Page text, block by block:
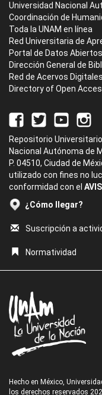
Universidad Nacional
Coordinación de
Toda la UNAM en línea
Red Universitaria de
Portal de Datos Abiertos
Dirección General de
Red de Acervos Digitales
Directory of Open
Repositorio
Nacional Autónoma de
P. 04510, Ciudad de
utilizado con fines no
conformidad con el
¿Cómo llegar?
Suscripción a
Normatividad
Hecho en México,
los derechos reservados